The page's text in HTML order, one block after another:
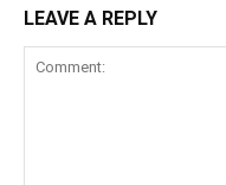
LEAVE A REPLY